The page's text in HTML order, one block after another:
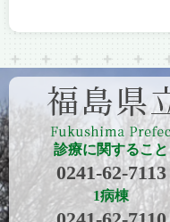
診療に関すること
0241-62-7113
1病棟